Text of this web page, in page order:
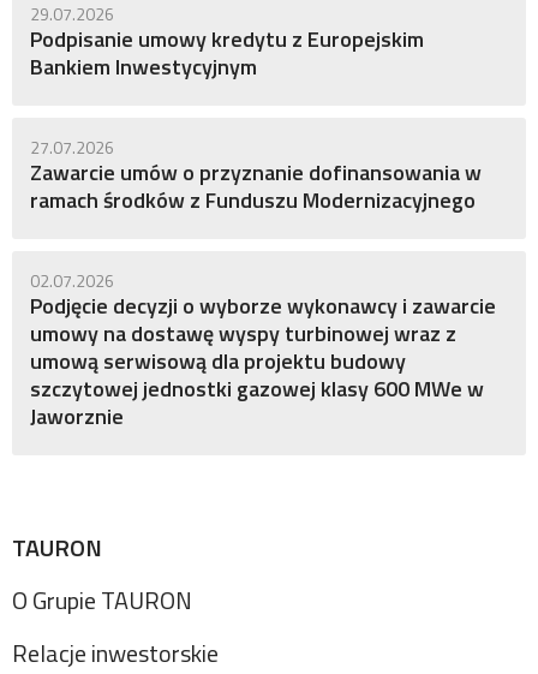
29.07.2026
Podpisanie umowy kredytu z Europejskim
Bankiem Inwestycyjnym
27.07.2026
Zawarcie umów o przyznanie dofinansowania w
ramach środków z Funduszu Modernizacyjnego
02.07.2026
Podjęcie decyzji o wyborze wykonawcy i zawarcie
umowy na dostawę wyspy turbinowej wraz z
umową serwisową dla projektu budowy
szczytowej jednostki gazowej klasy 600 MWe w
Jaworznie
TAURON
O Grupie TAURON
Relacje inwestorskie